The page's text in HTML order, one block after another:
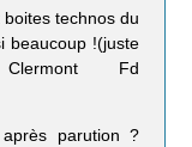
technos du
beaucoup !(juste
Fd
parution ?